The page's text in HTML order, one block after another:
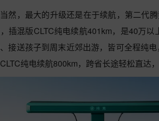
当然，最大的升级还是在于续航，第二代
插混版CLTC纯电续航401km，是40万
接送孩子到周末近郊出游，皆可全程纯
纯电续航800km，跨省长途轻松直达